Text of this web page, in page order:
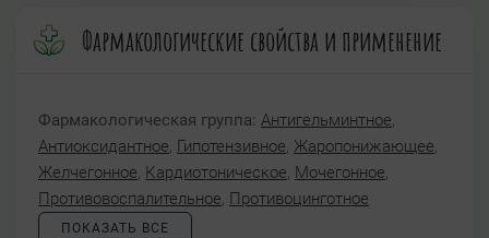
Фармакологические свойства и применение
Фармакологическая группа: Антигельминтное,
Антиоксидантное, Гипотензивное, Жаропонижающее,
Желчегонное, Кардиотоническое, Мочегонное,
Противовоспалительное, Противоцинготное
ПОКАЗАТЬ ВСЕ